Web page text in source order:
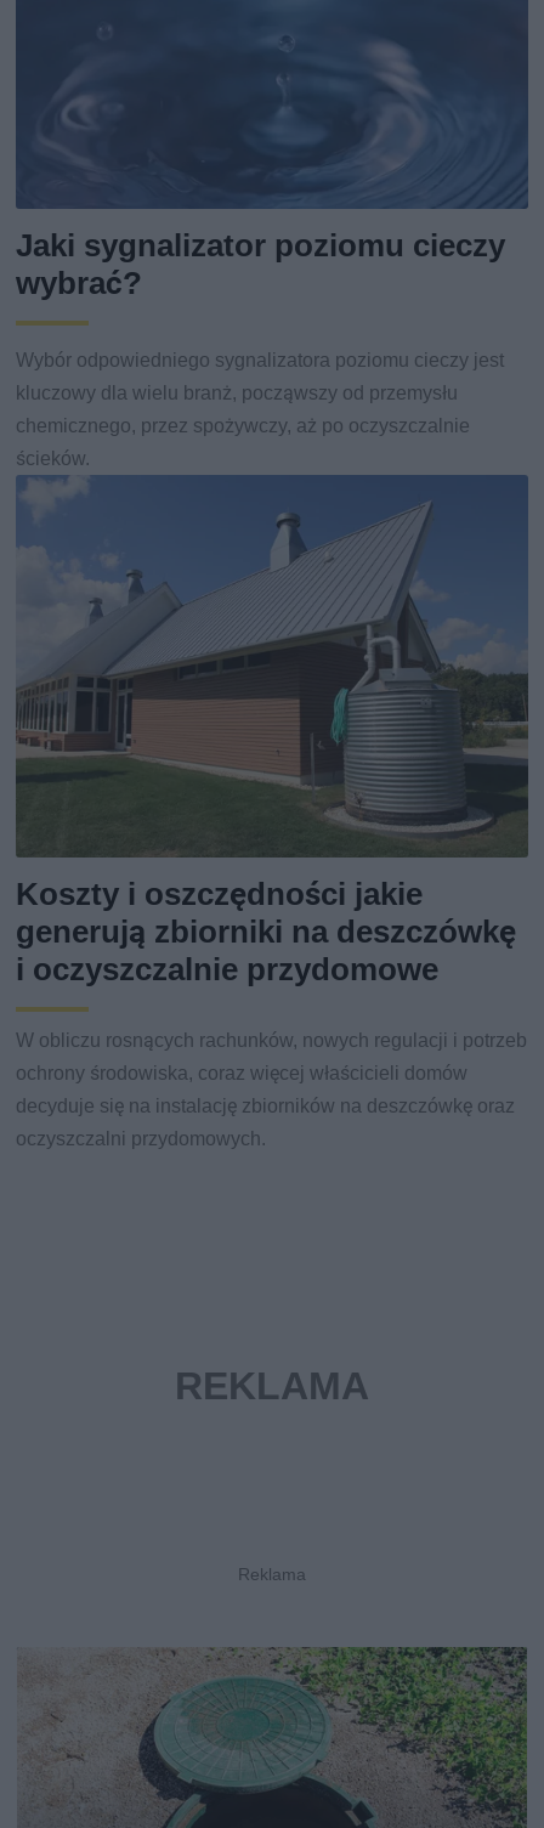
Jaki sygnalizator poziomu cieczy
wybrać?
Wybór odpowiedniego sygnalizatora poziomu cieczy jest
kluczowy dla wielu branż, począwszy od przemysłu
chemicznego, przez spożywczy, aż po oczyszczalnie
ścieków.
Koszty i oszczędności jakie
generują zbiorniki na deszczówkę
i oczyszczalnie przydomowe
W obliczu rosnących rachunków, nowych regulacji i potrzeb
ochrony środowiska, coraz więcej właścicieli domów
decyduje się na instalację zbiorników na deszczówkę oraz
oczyszczalni przydomowych.